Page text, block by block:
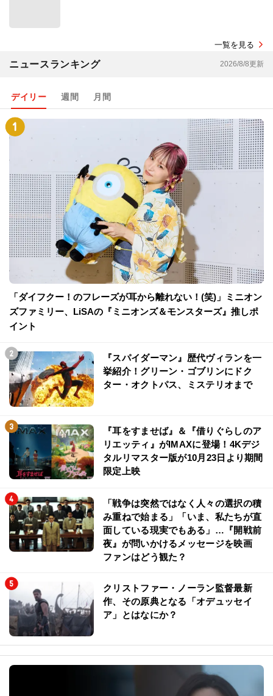
一覧を見る
ニュースランキング 2026/8/8更新
デイリー 週間 月間
「ダイフクー！のフレーズが耳から離れない！(笑)」ミニオン
ズファミリー、LiSAの『ミニオンズ＆モンスターズ』推しポ
イント
『スパイダーマン』歴代ヴィランを一
挙紹介！グリーン・ゴブリンにドク
ター・オクトパス、ミステリオまで
『耳をすませば』＆『借りぐらしのア
リエッティ』がIMAXに登場！4Kデジ
タルリマスター版が10月23日より期間
限定上映
「戦争は突然ではなく人々の選択の積
み重ねで始まる」「いま、私たちが直
面している現実でもある」…『開戦前
夜』が問いかけるメッセージを映画
ファンはどう観た？
クリストファー・ノーラン監督最新
作、その原典となる「オデュッセイ
ア」とはなにか？